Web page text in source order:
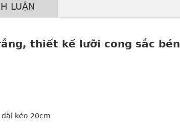
LUẬN
thiết kế lưỡi cong sắc bén
kéo 20cm